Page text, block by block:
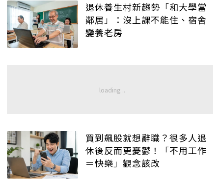
退休養生村新趨勢「和大學當
鄰居」：沒上課不能住、宿舍
變養老房
買到飆股就想辭職？很多人退
休後反而更憂鬱！「不用工作
＝快樂」觀念該改